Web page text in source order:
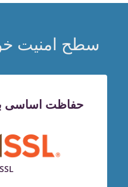
سطح امنیت
حفاظت اساسی